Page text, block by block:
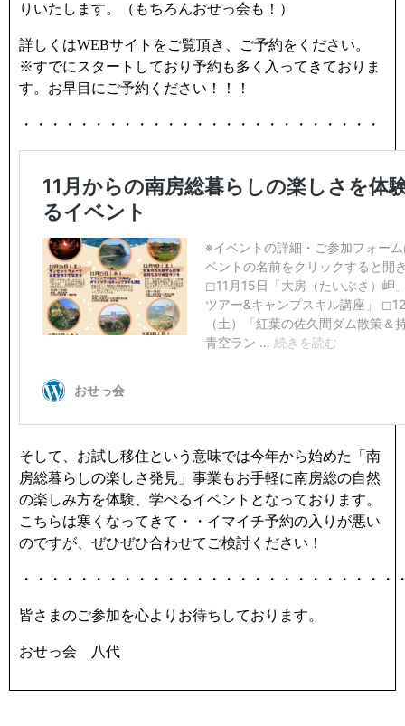
りいたします。（もちろんおせっ会も！）
詳しくはWEBサイトをご覧頂き、ご予約をください。
※すでにスタートしており予約も多く入ってきておりま
す。お早目にご予約ください！！！
・・・・・・・・・・・・・・・・・・・・・・・・・
そして、お試し移住という意味では今年から始めた「南
房総暮らしの楽しさ発見」事業もお手軽に南房総の自然
の楽しみ方を体験、学べるイベントとなっております。
こちらは寒くなってきて・・イマイチ予約の入りが悪い
のですが、ぜひぜひ合わせてご検討ください！
・・・・・・・・・・・・・・・・・・・・・・・・・・
皆さまのご参加を心よりお待ちしております。
おせっ会 八代